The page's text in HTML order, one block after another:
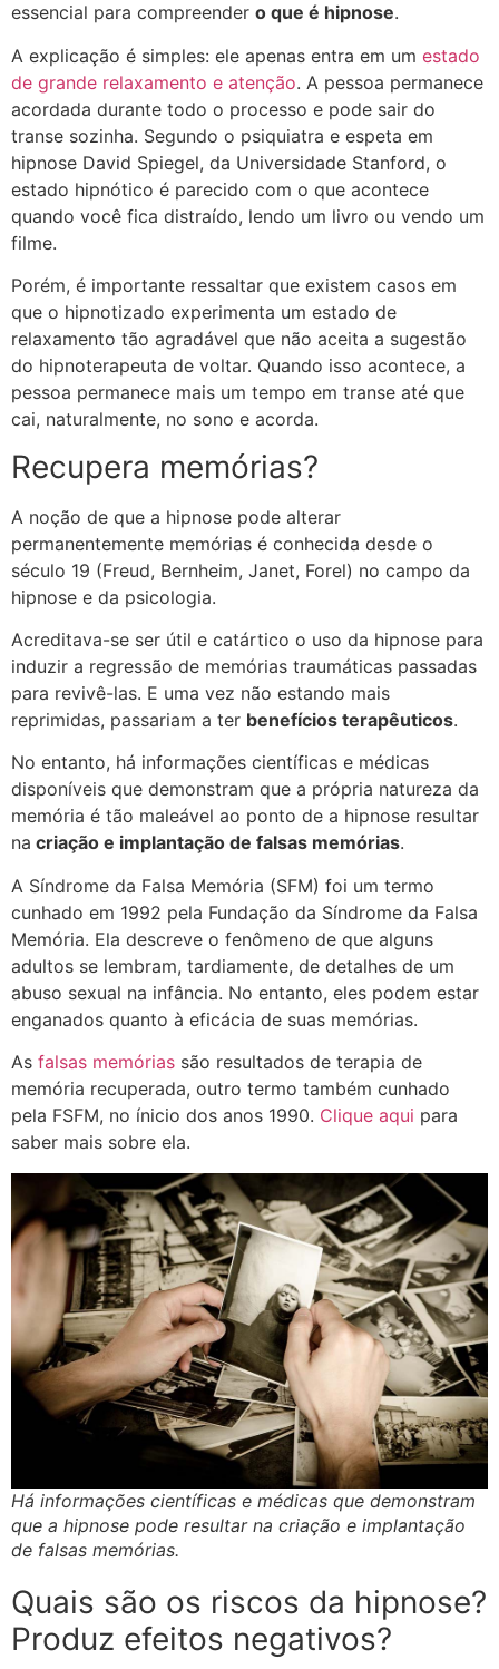
essencial para compreender o que é hipnose.
A explicação é simples: ele apenas entra em um estado
de grande relaxamento e atenção. A pessoa permanece
acordada durante todo o processo e pode sair do
transe sozinha. Segundo o psiquiatra e espeta em
hipnose David Spiegel, da Universidade Stanford, o
estado hipnótico é parecido com o que acontece
quando você fica distraído, lendo um livro ou vendo um
filme.
Porém, é importante ressaltar que existem casos em
que o hipnotizado experimenta um estado de
relaxamento tão agradável que não aceita a sugestão
do hipnoterapeuta de voltar. Quando isso acontece, a
pessoa permanece mais um tempo em transe até que
cai, naturalmente, no sono e acorda.
Recupera memórias?
A noção de que a hipnose pode alterar
permanentemente memórias é conhecida desde o
século 19 (Freud, Bernheim, Janet, Forel) no campo da
hipnose e da psicologia.
Acreditava-se ser útil e catártico o uso da hipnose para
induzir a regressão de memórias traumáticas passadas
para revivê-las. E uma vez não estando mais
reprimidas, passariam a ter benefícios terapêuticos.
No entanto, há informações científicas e médicas
disponíveis que demonstram que a própria natureza da
memória é tão maleável ao ponto de a hipnose resultar
na criação e implantação de falsas memórias.
A Síndrome da Falsa Memória (SFM) foi um termo
cunhado em 1992 pela Fundação da Síndrome da Falsa
Memória. Ela descreve o fenômeno de que alguns
adultos se lembram, tardiamente, de detalhes de um
abuso sexual na infância. No entanto, eles podem estar
enganados quanto à eficácia de suas memórias.
As falsas memórias são resultados de terapia de
memória recuperada, outro termo também cunhado
pela FSFM, no ínicio dos anos 1990. Clique aqui para
saber mais sobre ela.
Há informações científicas e médicas que demonstram
que a hipnose pode resultar na criação e implantação
de falsas memórias.
Quais são os riscos da hipnose?
Produz efeitos negativos?